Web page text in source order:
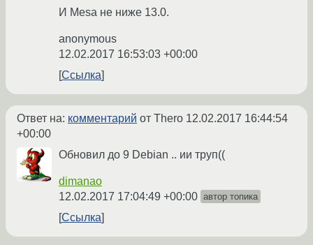
И Mesa не ниже 13.0.
anonymous
12.02.2017 16:53:03 +00:00
Ссылка
Ответ на: комментарий от Thero 12.02.2017 16:44:54
+00:00
Обновил до 9 Debian .. ии труп((
dimanao
12.02.2017 17:04:49 +00:00 автор топика
Ссылка